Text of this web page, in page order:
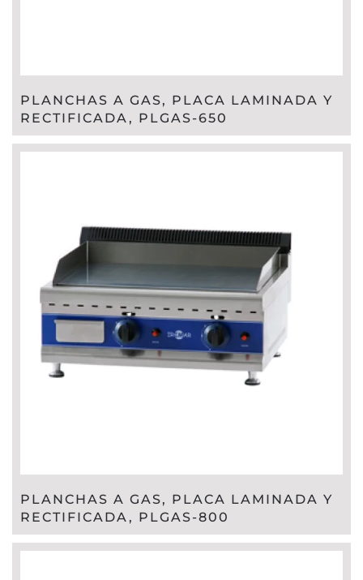
PLANCHAS A GAS, PLACA LAMINADA Y
RECTIFICADA, PLGAS-650
PLANCHAS A GAS, PLACA LAMINADA Y
RECTIFICADA, PLGAS-800